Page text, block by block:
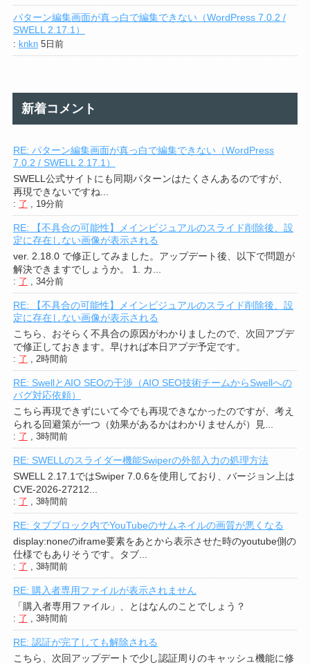
パターン編集画面が真っ白で編集できない（WordPress 7.0.2 /
SWELL 2.17.1）
: knkn 5日前
新着コメント
RE: パターン編集画面が真っ白で編集できない（WordPress
7.0.2 / SWELL 2.17.1）
SWELL公式サイトにも同期パターンはたくさんあるのですが、
再現できないですね...
: 了 , 19分前
RE: 【不具合の可能性】メインビジュアルのスライド削除後、設
定に存在しない画像が表示される
ver. 2.18.0 で修正してみました。アップデート後、以下で問題が
解決できますでしょうか。 1. カ...
: 了 , 34分前
RE: 【不具合の可能性】メインビジュアルのスライド削除後、設
定に存在しない画像が表示される
こちら、おそらく不具合の原因がわかりましたので、次回アプデ
で修正しておきます。早ければ本日アプデ予定です。
: 了 , 2時間前
RE: SwellとAIO SEOの干渉（AIO SEO技術チームからSwellへの
バグ対応依頼）
こちら再現できずにいて今でも再現できなかったのですが、考え
られる回避策が一つ（効果があるかはわかりませんが）見...
: 了 , 3時間前
RE: SWELLのスライダー機能Swiperの外部入力の処理方法
SWELL 2.17.1ではSwiper 7.0.6を使用しており、バージョン上は
CVE-2026-27212...
: 了 , 3時間前
RE: タブブロック内でYouTubeのサムネイルの画質が悪くなる
display:noneのiframe要素をあとから表示させた時のyoutube側の
仕様でもありそうです。タブ...
: 了 , 3時間前
RE: 購入者専用ファイルが表示されません
「購入者専用ファイル」、とはなんのことでしょう？
: 了 , 3時間前
RE: 認証が完了しても解除される
こちら、次回アップデートで少し認証周りのキャッシュ機能に修